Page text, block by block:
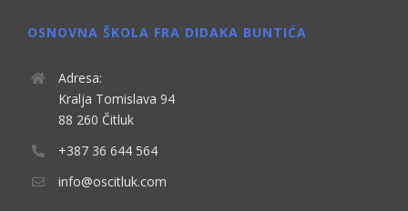
OSNOVNA ŠKOLA FRA DIDAKA BUNTIĆA
Adresa:
Kralja Tomislava 94
88 260 Čitluk
+387 36 644 564
info@oscitluk.com